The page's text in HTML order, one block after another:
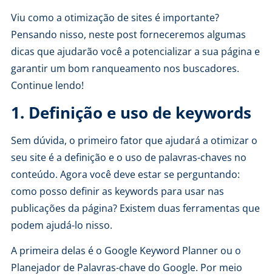
Viu como a otimização de sites é importante?
Pensando nisso, neste post forneceremos algumas
dicas que ajudarão você a potencializar a sua página e
garantir um bom ranqueamento nos buscadores.
Continue lendo!
1. Definição e uso de keywords
Sem dúvida, o primeiro fator que ajudará a otimizar o
seu site é a definição e o uso de palavras-chaves no
conteúdo. Agora você deve estar se perguntando:
como posso definir as keywords para usar nas
publicações da página? Existem duas ferramentas que
podem ajudá-lo nisso.
A primeira delas é o Google Keyword Planner ou o
Planejador de Palavras-chave do Google. Por meio